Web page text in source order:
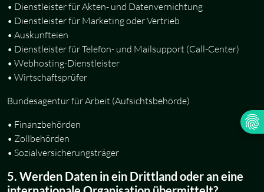
• Dienstleister für Akten- und Datenvernichtung
• Dienstleister für Marketing oder Vertrieb
• Auskunfteien
• Dienstleister für Telefon- und Mailsupport (Call-Center)
• Webhosting-Dienstleister
• Wirtschaftsprüfer
Bundesagentur für Arbeit (Aufsichtsbehörde)
• Finanzbehörden
• Zollbehörden
• Sozialversicherungsträger
5. Werden Daten in ein Drittland oder an eine